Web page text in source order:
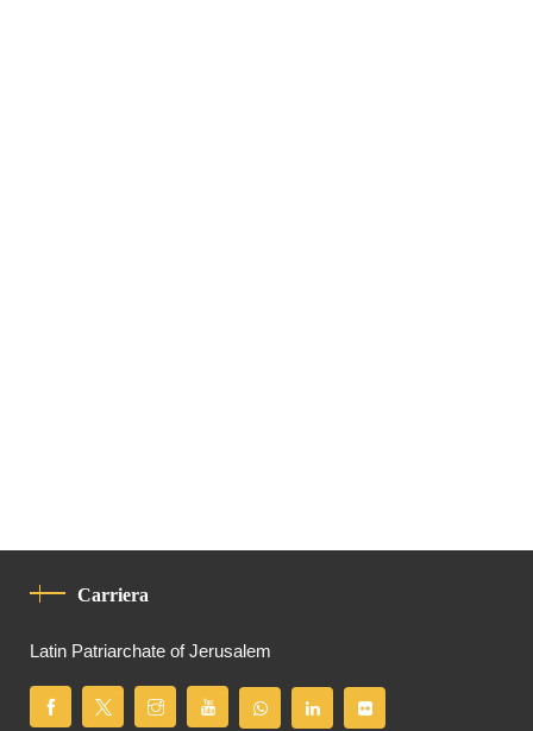
Carriera
Latin Patriarchate of Jerusalem